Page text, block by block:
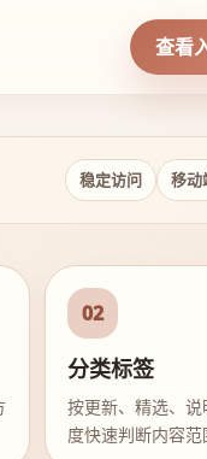
查看
稳定访问 移动
02
分类标签
按更新、精选、说
度快速判断内容范